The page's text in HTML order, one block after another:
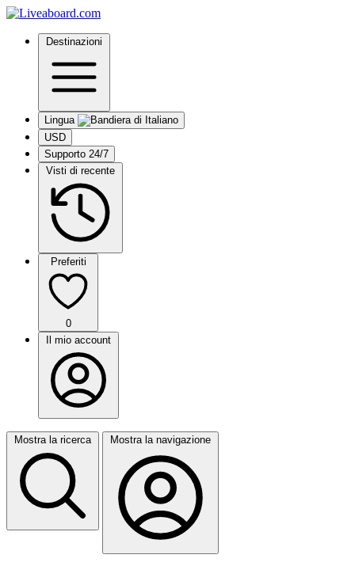
Destinazioni
Lingua
USD
Supporto 24/7
Visti di recente
Preferiti
0
Il mio account
Mostra la ricerca Mostra la navigazione